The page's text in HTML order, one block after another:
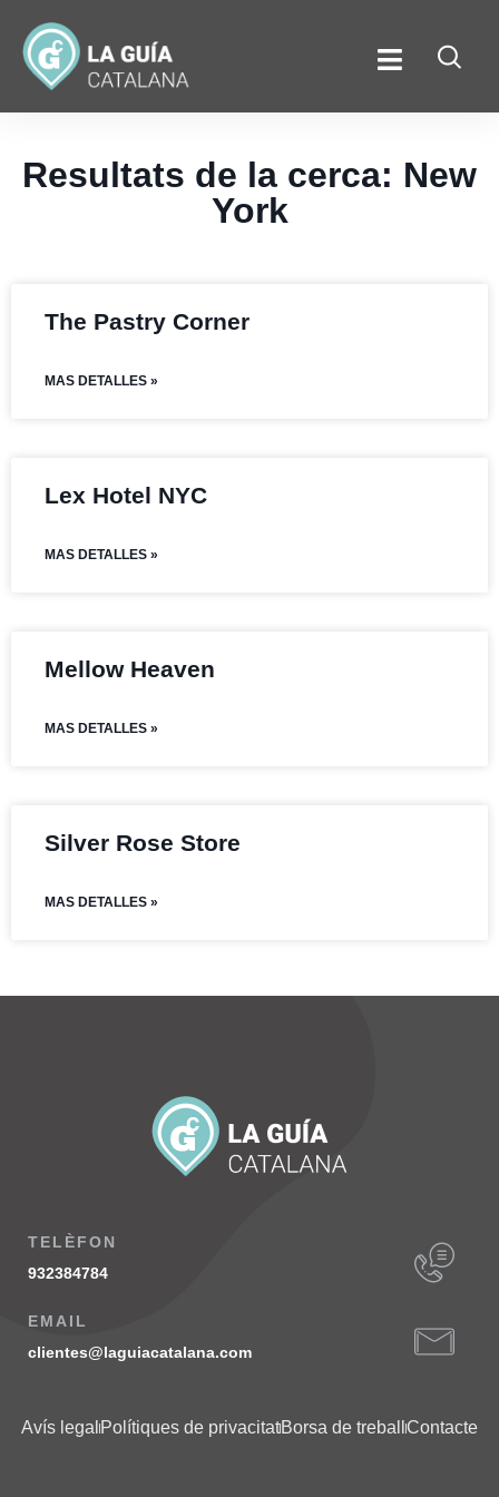
Resultats de la cerca: New
York
The Pastry Corner
MAS DETALLES »
Lex Hotel NYC
MAS DETALLES »
Mellow Heaven
MAS DETALLES »
Silver Rose Store
MAS DETALLES »
TELÈFON
932384784
EMAIL
clientes@laguiacatalana.com
Avís legal Polítiques de privacitatBorsa de treball Contacte